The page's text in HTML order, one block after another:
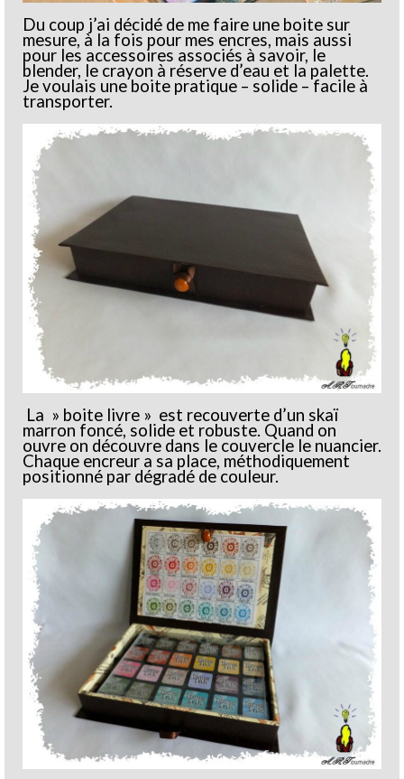
Du coup j’ai décidé de me faire une boite sur
mesure, à la fois pour mes encres, mais aussi
pour les accessoires associés à savoir, le
blender, le crayon à réserve d’eau et la palette.
Je voulais une boite pratique – solide – facile à
transporter.
La » boite livre » est recouverte d’un skaï
marron foncé, solide et robuste. Quand on
ouvre on découvre dans le couvercle le nuancier.
Chaque encreur a sa place, méthodiquement
positionné par dégradé de couleur.